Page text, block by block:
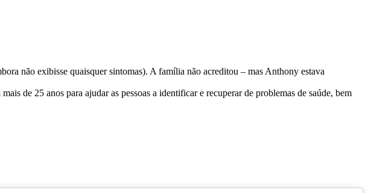
não exibisse quaisquer sintomas). A família não acreditou – mas Anthony estava
de 25 anos para ajudar as pessoas a identificar e recuperar de problemas de saúde, bem